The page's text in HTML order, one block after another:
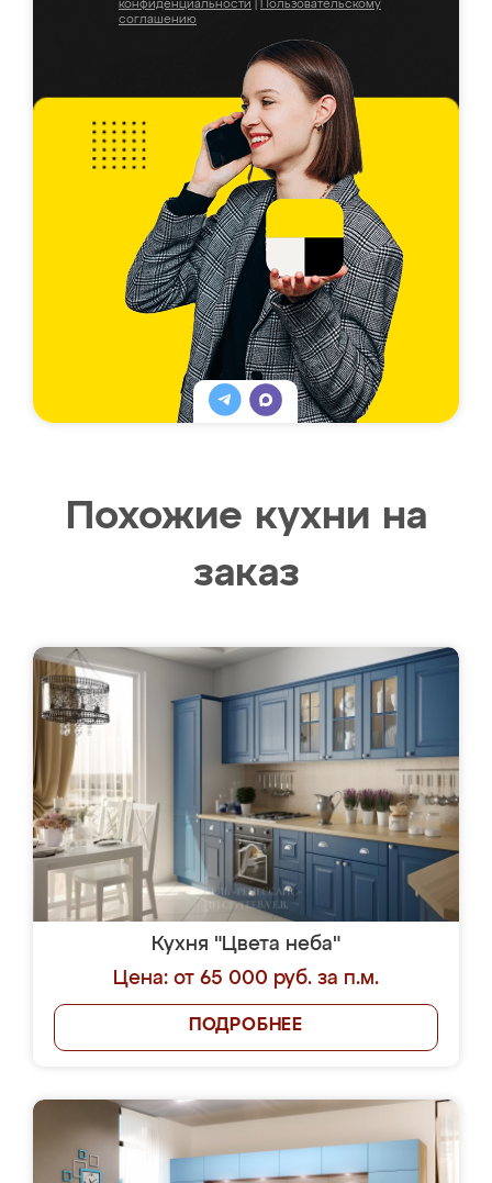
конфиденциальности
Пользовательскому
соглашению
Похожие кухни на
заказ
Кухня "Цвета неба"
Цена: от 65 000 руб. за п.м.
ПОДРОБНЕЕ